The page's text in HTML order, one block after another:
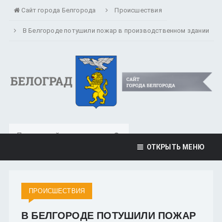
Сайт города Белгорода Происшествия
В Белгороде потушили пожар в производственном здании
ОТКРЫТЬ МЕНЮ
ПРОИСШЕСТВИЯ
В БЕЛГОРОДЕ ПОТУШИЛИ ПОЖАР